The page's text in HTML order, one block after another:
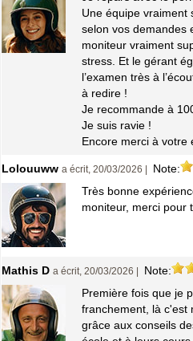
Une équipe vraiment
selon vos demandes
moniteur vraiment
stress. Et le gérant
l’examen très à
à redire !
Je recommande à
Je suis ravie !
Encore merci à votre
Lolouuww a écrit, 20/03/2026 | Note:
Très bonne
moniteur, merci pour
Mathis D a écrit, 20/03/2026 | Note:
Première fois que je
franchement, là c'est
grâce aux conseils